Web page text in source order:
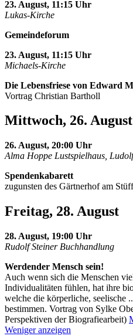
23. August, 11:15 Uhr
Lukas-Kirche
Gemeindeforum
23. August, 11:15 Uhr
Michaels-Kirche
Die Lebensfriese von Edward
Vortrag Christian Bartholl
Mittwoch, 26. August
26. August, 20:00 Uhr
Alma Hoppe Lustspielhaus,
Spendenkabarett
zugunsten des Gärtnerhof am
Freitag, 28. August
28. August, 19:00 Uhr
Rudolf Steiner Buchhandlung
Werdender Mensch sein!
Auch wenn sich die Menschen
Individualitäten fühlen, hat ihre
welche die körperliche, seelische
bestimmen. Vortrag von Sylke
Perspektiven der Biografiearbeit)
Weniger anzeigen